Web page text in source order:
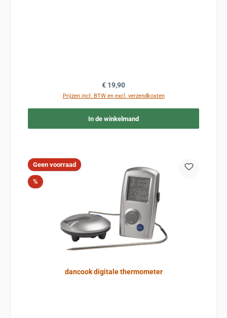
Normale prijs:
€ 19,90
Prijzen incl. BTW en excl. verzendkosten
In de winkelmand
Geen voorraad
%Korting
dancook digitale thermometer